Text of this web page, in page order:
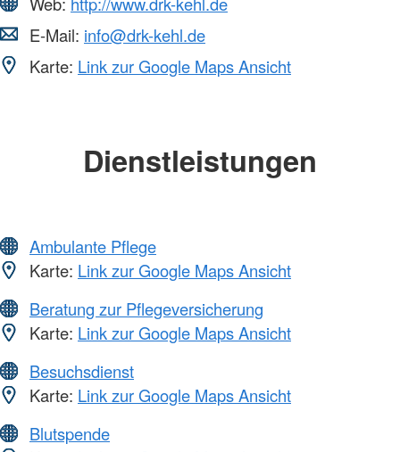
E-Mail: info@drk-kehl.de
Karte: Link zur Google Maps Ansicht
Dienstleistungen
Ambulante Pflege
Karte: Link zur Google Maps Ansicht
Beratung zur Pflegeversicherung
Karte: Link zur Google Maps Ansicht
Besuchsdienst
Karte: Link zur Google Maps Ansicht
Blutspende